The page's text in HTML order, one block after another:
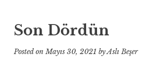
Son Dördün
Posted onMayıs 30, 2021 byAslı Beşer